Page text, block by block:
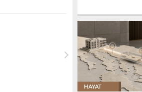
HAYAT